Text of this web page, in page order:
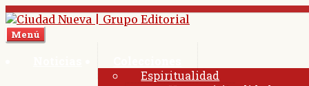
Ir
a
la
Ir
al
contenido
Menú
Espiritualidad